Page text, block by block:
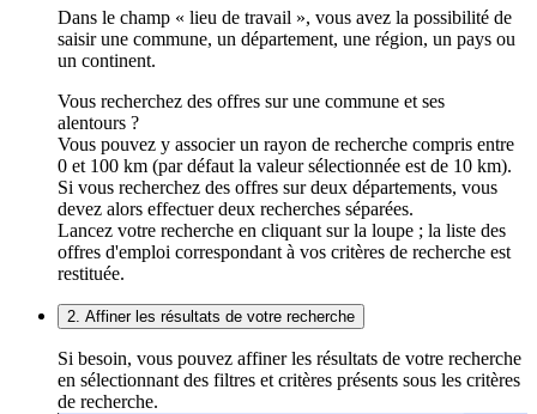
Dans le champ « lieu de travail », vous avez la possibilité de
saisir une commune, un département, une région, un pays ou
un continent.
Vous recherchez des offres sur une commune et ses
alentours ?
Vous pouvez y associer un rayon de recherche compris entre
0 et 100 km (par défaut la valeur sélectionnée est de 10 km).
Si vous recherchez des offres sur deux départements, vous
devez alors effectuer deux recherches séparées.
Lancez votre recherche en cliquant sur la loupe ; la liste des
offres d'emploi correspondant à vos critères de recherche est
restituée.
2. Affiner les résultats de votre recherche
Si besoin, vous pouvez affiner les résultats de votre recherche
en sélectionnant des filtres et critères présents sous les critères
de recherche.